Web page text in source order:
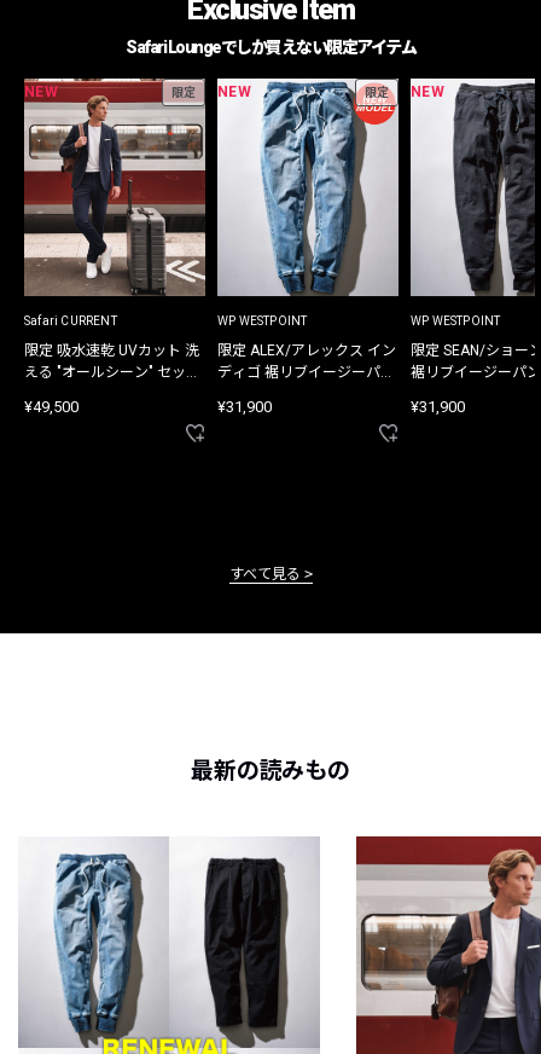
Exclusive Item
Safari Loungeでしか買えない限定アイテム
NEW 限定
Safari CURRENT
限定 吸水速乾 UVカット 洗
える "オールシーン" セット
¥49,500
NEW 限定
WP WESTPOINT
限定 ALEX/アレックス イン
ディゴ 裾リブイージーパン
¥31,900
NEW
WP WESTPOINT
限定 SEAN/ショー
裾リブイージーパ
¥31,900
すべて見る
最新の読みもの